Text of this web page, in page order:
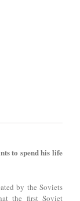
to spend his life
by the Soviets
the first Soviet